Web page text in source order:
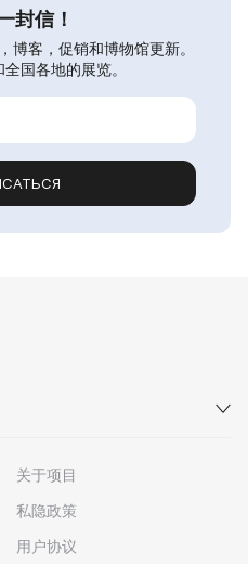
封信！
博客，促销和博物馆更新。
国各地的展览。
关于项目
私隐政策
用户协议